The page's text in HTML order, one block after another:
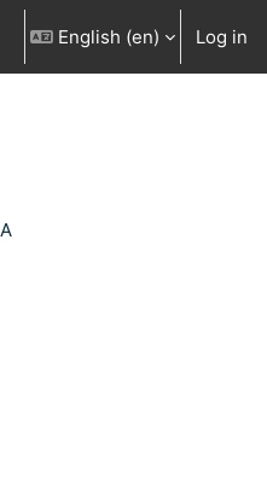
search input
English ‎(en)‎ Log in